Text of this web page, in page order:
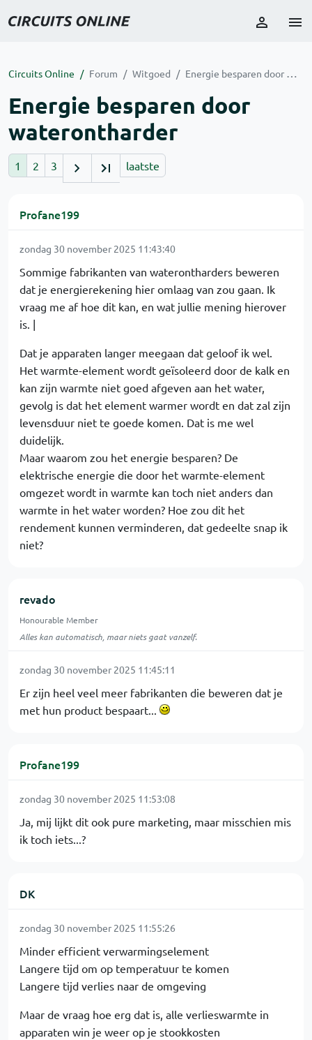
Circuits Online Forum Witgoed Energie besparen door waterontharder
Energie besparen door
waterontharder
1 2 3 laatste
Profane199
zondag 30 november 2025 11:43:40
Sommige fabrikanten van waterontharders beweren
dat je energierekening hier omlaag van zou gaan. Ik
vraag me af hoe dit kan, en wat jullie mening hierover
is. |
Dat je apparaten langer meegaan dat geloof ik wel.
Het warmte-element wordt geïsoleerd door de kalk en
kan zijn warmte niet goed afgeven aan het water,
gevolg is dat het element warmer wordt en dat zal zijn
levensduur niet te goede komen. Dat is me wel
duidelijk.
Maar waarom zou het energie besparen? De
elektrische energie die door het warmte-element
omgezet wordt in warmte kan toch niet anders dan
warmte in het water worden? Hoe zou dit het
rendement kunnen verminderen, dat gedeelte snap ik
niet?
revado
Honourable Member
Alles kan automatisch, maar niets gaat vanzelf.
zondag 30 november 2025 11:45:11
Er zijn heel veel meer fabrikanten die beweren dat je
met hun product bespaart...
Profane199
zondag 30 november 2025 11:53:08
Ja, mij lijkt dit ook pure marketing, maar misschien mis
ik toch iets...?
DK
zondag 30 november 2025 11:55:26
Minder efficient verwarmingselement
Langere tijd om op temperatuur te komen
Langere tijd verlies naar de omgeving
Maar de vraag hoe erg dat is, alle verlieswarmte in
apparaten win je weer op je stookkosten